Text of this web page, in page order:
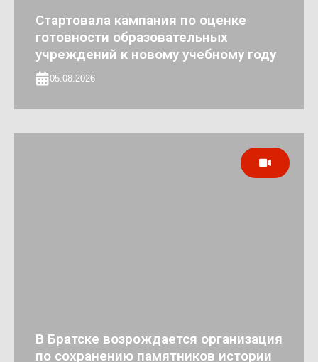
Стартовала кампания по оценке
готовности образовательных
учреждений к новому учебному году
05.08.2026
В Братске возрождается организация
по сохранению памятников истории